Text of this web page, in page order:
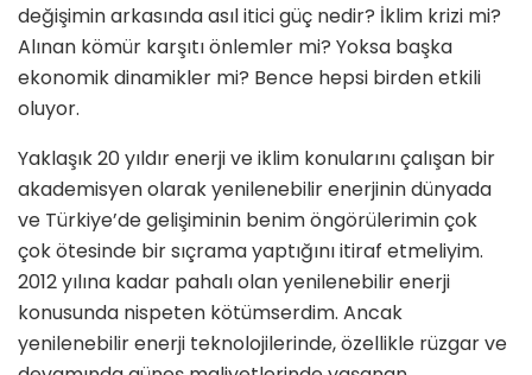
değişimin arkasında asıl itici güç nedir? İklim krizi mi?
Alınan kömür karşıtı önlemler mi? Yoksa başka
ekonomik dinamikler mi? Bence hepsi birden etkili
oluyor.
Yaklaşık 20 yıldır enerji ve iklim konularını çalışan bir
akademisyen olarak yenilenebilir enerjinin dünyada
ve Türkiye’de gelişiminin benim öngörülerimin çok
çok ötesinde bir sıçrama yaptığını itiraf etmeliyim.
2012 yılına kadar pahalı olan yenilenebilir enerji
konusunda nispeten kötümserdim. Ancak
yenilenebilir enerji teknolojilerinde, özellikle rüzgar ve